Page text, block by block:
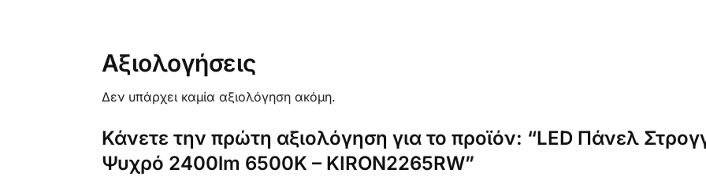
Αξιολογήσεις
Δεν υπάρχει καμία αξιολόγηση ακόμη.
Κάνετε την πρώτη αξιολόγηση για το προϊόν: “LED Πάνελ
Ψυχρό 2400lm 6500K – KIRON2265RW”